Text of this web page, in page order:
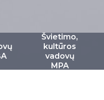
Švietimo,
kultūros
vadovų
MPA